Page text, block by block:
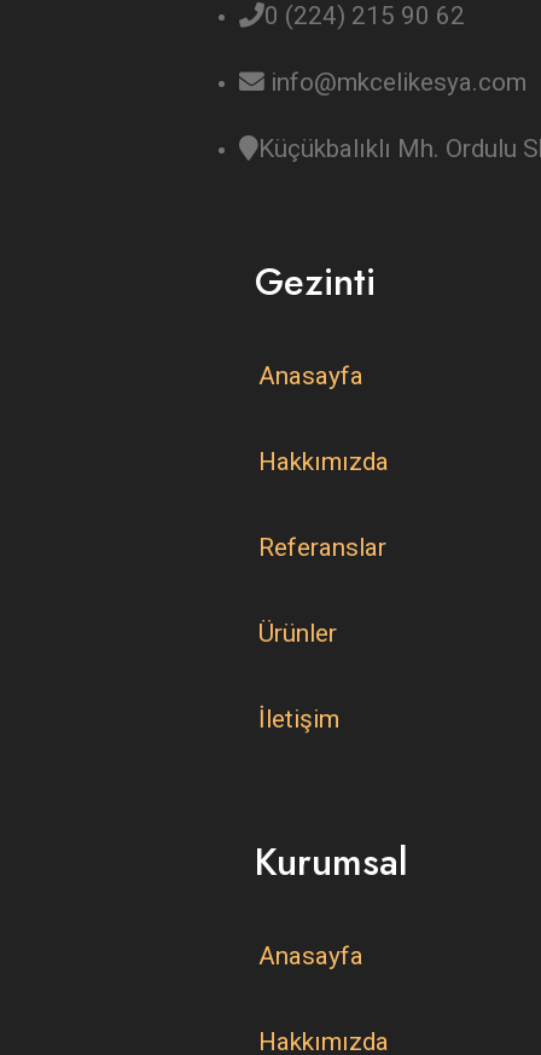
0 (224) 215 90 62
info@mkcelikesya.com
Küçükbalıklı Mh. Ordulu
Gezinti
Anasayfa
Hakkımızda
Referanslar
Ürünler
İletişim
Kurumsal
Anasayfa
Hakkımızda